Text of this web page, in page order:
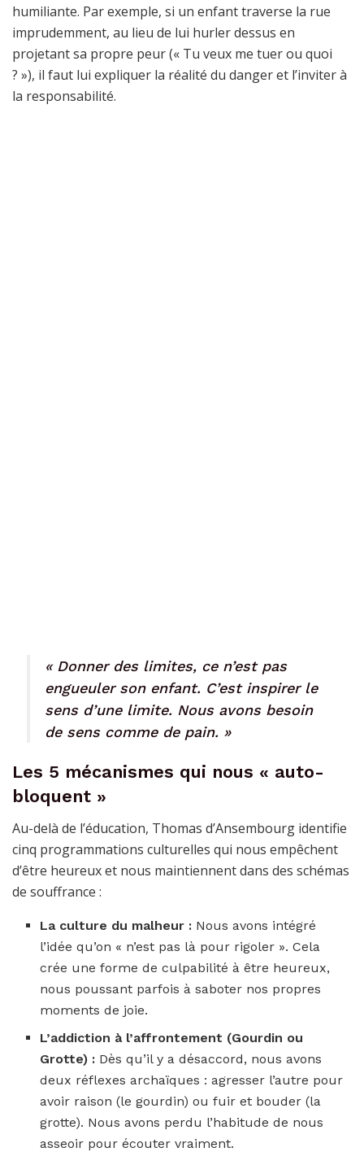
humiliante. Par exemple, si un enfant traverse la rue
imprudemment, au lieu de lui hurler dessus en
projetant sa propre peur (« Tu veux me tuer ou quoi
? »), il faut lui expliquer la réalité du danger et l’inviter à
la responsabilité.
« Donner des limites, ce n’est pas
engueuler son enfant. C’est inspirer le
sens d’une limite. Nous avons besoin
de sens comme de pain. »
Les 5 mécanismes qui nous « auto-
bloquent »
Au-delà de l’éducation, Thomas d’Ansembourg identifie
cinq programmations culturelles qui nous empêchent
d’être heureux et nous maintiennent dans des schémas
de souffrance :
La culture du malheur : Nous avons intégré
l’idée qu’on « n’est pas là pour rigoler ». Cela
crée une forme de culpabilité à être heureux,
nous poussant parfois à saboter nos propres
moments de joie.
L’addiction à l’affrontement (Gourdin ou
Grotte) : Dès qu’il y a désaccord, nous avons
deux réflexes archaïques : agresser l’autre pour
avoir raison (le gourdin) ou fuir et bouder (la
grotte). Nous avons perdu l’habitude de nous
asseoir pour écouter vraiment.